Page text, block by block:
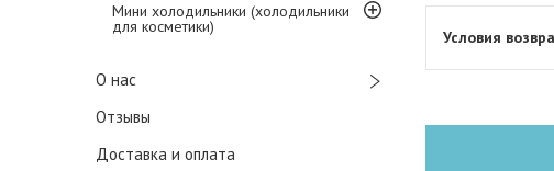
Мини холодильники (холодильники
для косметики)
О нас
Отзывы
Доставка и оплата